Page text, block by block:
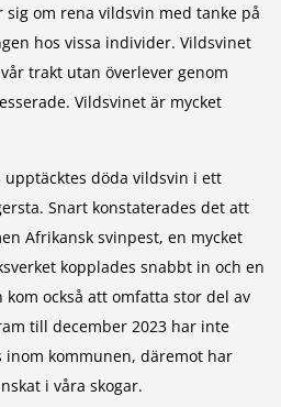
om rena vildsvin med tanke på
hos vissa individer. Vildsvinet
trakt utan överlever genom
Vildsvinet är mycket
upptäcktes döda vildsvin i ett
Snart konstaterades det att
Afrikansk svinpest, en mycket
kopplades snabbt in och en
också att omfatta stor del av
till december 2023 har inte
kommunen, däremot har
i våra skogar.